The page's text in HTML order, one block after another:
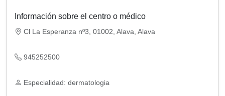
Información sobre el centro o médico
Cl La Esperanza nº3, 01002, Alava, Alava
945252500
Especialidad: dermatologia